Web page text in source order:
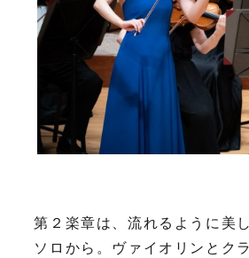
第２楽章は、流れるように美
ソロから。ヴァイオリンとク